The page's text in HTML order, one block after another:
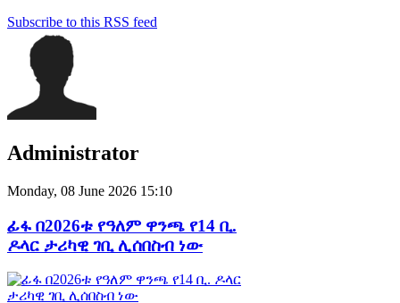
Subscribe to this RSS feed
Administrator
Monday, 08 June 2026 15:10
ፊፋ በ2026ቱ የዓለም ዋንጫ የ14 ቢ.
ዶላር ታሪካዊ ገቢ ሊሰበስብ ነው